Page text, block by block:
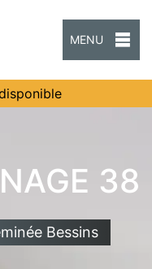
MENU
38
Bessins